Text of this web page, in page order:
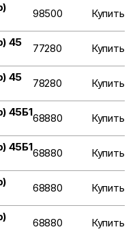
98500 Купить
45
77280 Купить
45
78280 Купить
45Б168880 Купить
45Б168880 Купить
68880 Купить
68880 Купить